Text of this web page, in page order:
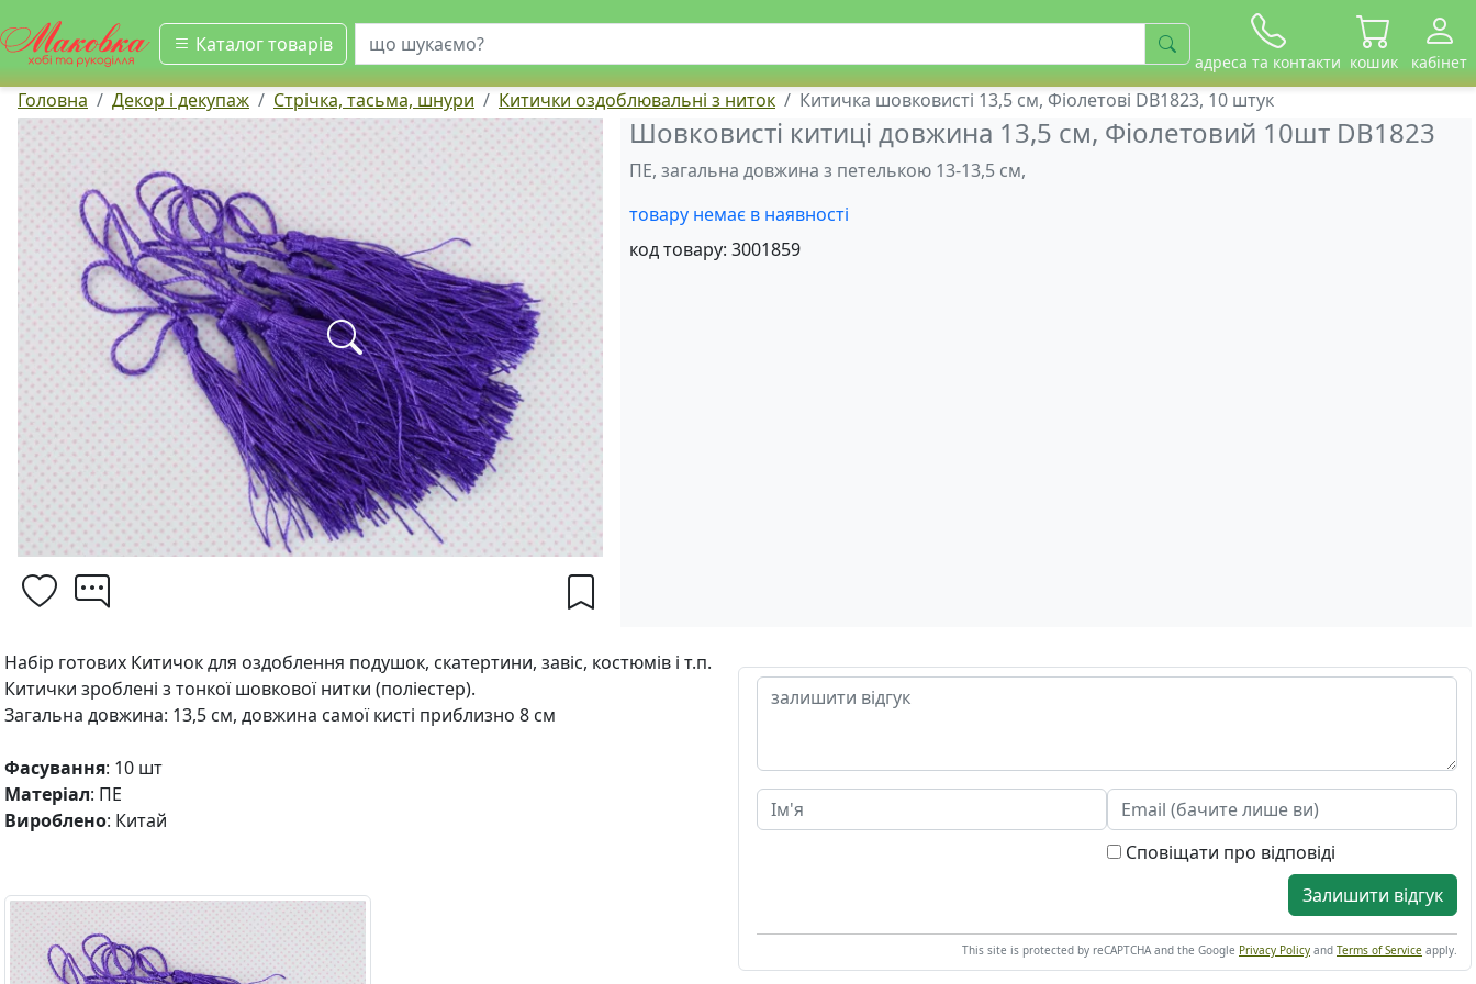
Каталог товарів
шукати
адреса та контакти кошик кабінет
Головна Декор і декупаж Стрічка, тасьма, шнури Китички оздоблювальні з ниток Китичка шовковисті 13,5 см, Фіолетові DB1823, 10 штук
Шовковисті китиці довжина 13,5 см, Фіолетовий 10шт DB1823
ПЕ, загальна довжина з петелькою 13-13,5 см,
товару немає в наявності
код товару: 3001859
Набір готових Китичок для оздоблення подушок, скатертини, завіс, костюмів і т.п.
Китички зроблені з тонкої шовкової нитки (поліестер).
Загальна довжина: 13,5 см, довжина самої кисті приблизно 8 см
Фасування: 10 шт
Матеріал: ПЕ
Вироблено: Китай
Сповіщати про відповіді
Залишити відгук
This site is protected by reCAPTCHA and the Google Privacy Policy and Terms of Service apply.